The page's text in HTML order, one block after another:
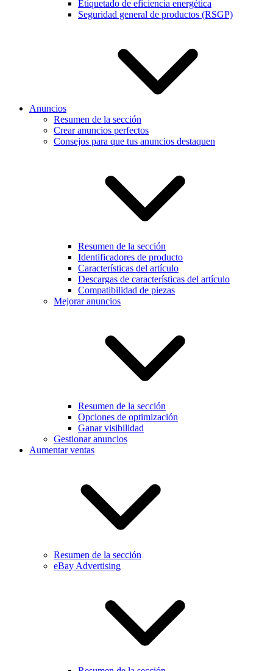
Etiquetado de eficiencia energética
Seguridad general de productos (RSGP)
Anuncios
Resumen de la sección
Crear anuncios perfectos
Consejos para que tus anuncios destaquen
Resumen de la sección
Identificadores de producto
Características del artículo
Descargas de características del artículo
Compatibilidad de piezas
Mejorar anuncios
Resumen de la sección
Opciones de optimización
Ganar visibilidad
Gestionar anuncios
Aumentar ventas
Resumen de la sección
eBay Advertising